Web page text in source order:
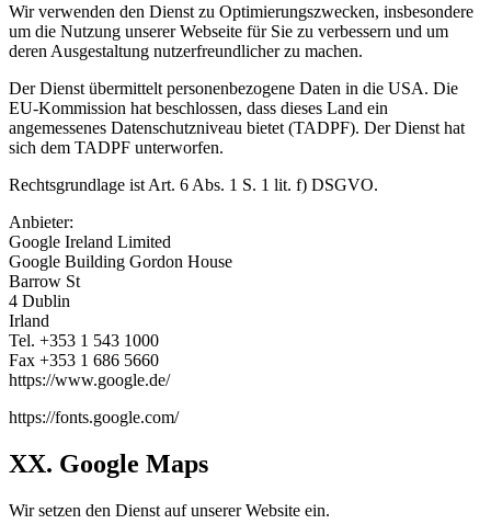
Wir verwenden den Dienst zu Optimierungszwecken, insbesondere
um die Nutzung unserer Webseite für Sie zu verbessern und um
deren Ausgestaltung nutzerfreundlicher zu machen.
Der Dienst übermittelt personenbezogene Daten in die USA. Die
EU-Kommission hat beschlossen, dass dieses Land ein
angemessenes Datenschutzniveau bietet (TADPF). Der Dienst hat
sich dem TADPF unterworfen.
Rechtsgrundlage ist Art. 6 Abs. 1 S. 1 lit. f) DSGVO.
Anbieter:
Google Ireland Limited
Google Building Gordon House
Barrow St
4 Dublin
Irland
Tel. +353 1 543 1000
Fax +353 1 686 5660
https://www.google.de/
https://fonts.google.com/
XX. Google Maps
Wir setzen den Dienst auf unserer Website ein.